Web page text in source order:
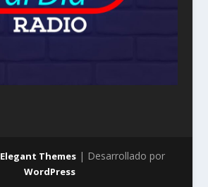
Elegant Themes| Desarrollado por
WordPress